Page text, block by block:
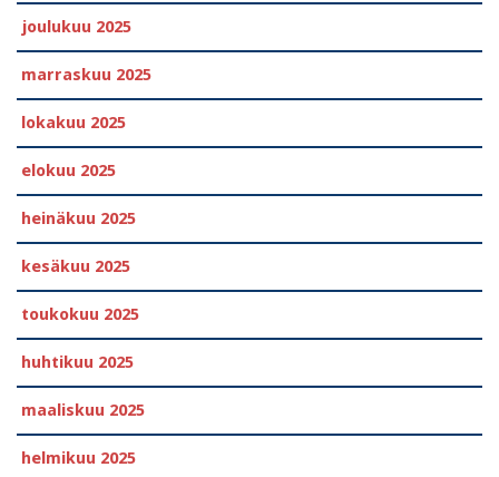
joulukuu 2025
marraskuu 2025
lokakuu 2025
elokuu 2025
heinäkuu 2025
kesäkuu 2025
toukokuu 2025
huhtikuu 2025
maaliskuu 2025
helmikuu 2025